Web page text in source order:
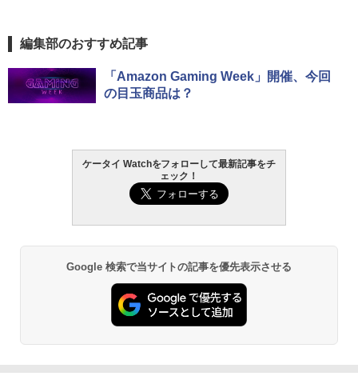
編集部のおすすめ記事
「Amazon Gaming Week」開催、今回
の目玉商品は？
ケータイ Watchをフォローして最新記事をチ
ェック！
Google 検索で当サイトの記事を優先表示させる